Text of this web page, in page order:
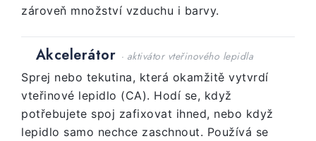
zároveň množství vzduchu i barvy.
Akcelerátor · aktivátor vteřinového lepidla
Sprej nebo tekutina, která okamžitě vytvrdí
vteřinové lepidlo (CA). Hodí se, když
potřebujete spoj zafixovat ihned, nebo když
lepidlo samo nechce zaschnout. Používá se